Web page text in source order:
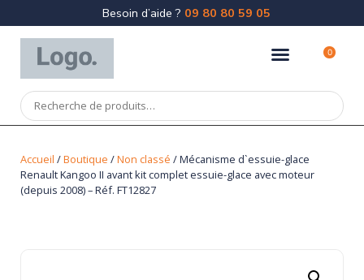
Besoin d’aide ? 09 80 80 59 05
0
Accueil /Boutique /Non classé / Mécanisme d`essuie-glace
Renault Kangoo II avant kit complet essuie-glace avec moteur
(depuis 2008) – Réf. FT12827